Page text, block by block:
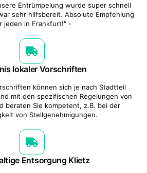
Entrümpelung wurde super schnell
sehr hilfsbereit. Absolute Empfehlung
jeden in Frankfurt!" -
lokaler Vorschriften
können sich je nach Stadtteil
mit den spezifischen Regelungen von
beraten Sie kompetent, z.B. bei der
von Stellgenehmigungen.
Entsorgung Klietz